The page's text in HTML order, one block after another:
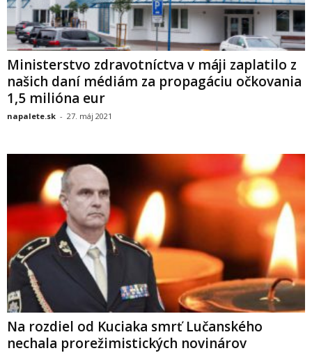
Ministerstvo zdravotníctva v máji zaplatilo z
našich daní médiám za propagáciu očkovania
1,5 milióna eur
napalete.sk - 27. máj 2021
Na rozdiel od Kuciaka smrť Lučanského
nechala prorežimistických novinárov